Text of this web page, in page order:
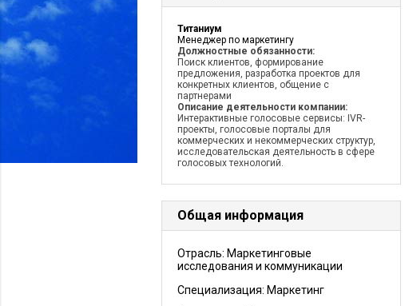
Титаниум
Менеджер по маркетингу
Должностные обязанности:
Поиск клиентов, формирование
предложения, разработка проектов для
конкретных клиентов, общение с
партнерами
Описание деятельности компании:
Интерактивные голосовые сервисы: IVR-
проекты, голосовые порталы для
коммерческих и некоммерческих структур,
исследовательская деятельность в сфере
голосовых технологий.
Общая информация
Отрасль: Маркетинговые
исследования и коммуникации
Специализация: Маркетинг